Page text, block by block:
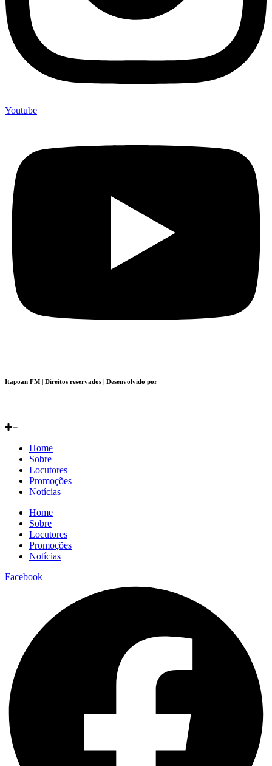
Youtube
Itapoan FM | Direitos reservados | Desenvolvido por
Home
Sobre
Locutores
Promoções
Notícias
Home
Sobre
Locutores
Promoções
Notícias
Facebook